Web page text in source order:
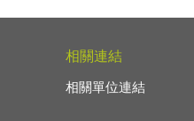
相關連結
相關單位連結